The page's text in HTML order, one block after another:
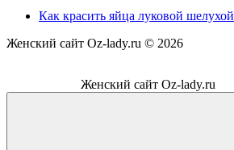
Как красить яйца луковой шелухой
Женский сайт Oz-lady.ru © 2026
Женский сайт Oz-lady.ru